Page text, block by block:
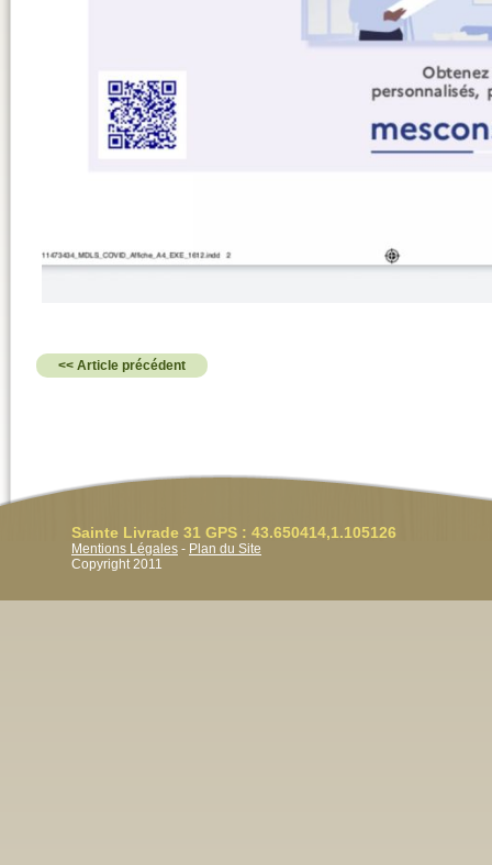
<< Article précédent
Sainte Livrade 31 GPS : 43.650414,1.105126
Mentions Légales - Plan du Site
Copyright 2011